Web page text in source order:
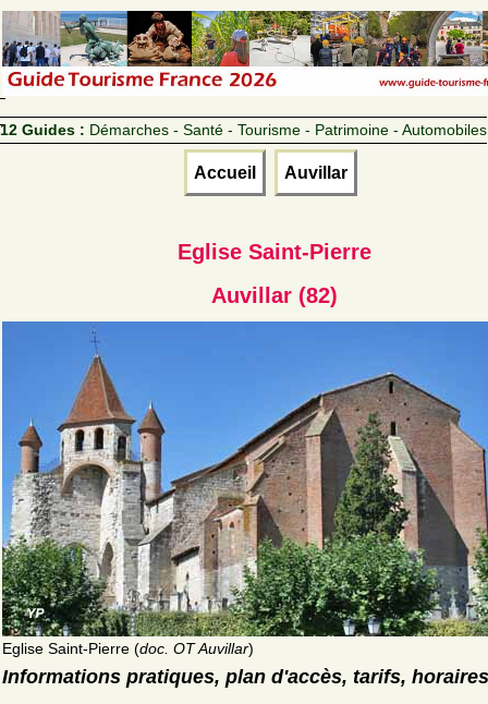
12 Guides : Démarches - Santé - Tourisme - Patrimoine - Automobiles
Accueil Auvillar
Eglise Saint-Pierre
Auvillar (82)
Eglise Saint-Pierre (doc. OT Auvillar)
Informations pratiques, plan d'accès, tarifs, horaires